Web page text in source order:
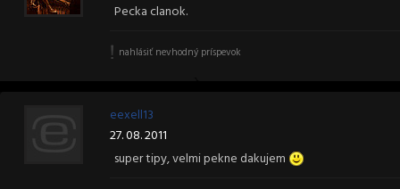
Pecka clanok.
nahlásiť nevhodný príspevok
eexell13
27. 08. 2011
super tipy, velmi pekne dakujem